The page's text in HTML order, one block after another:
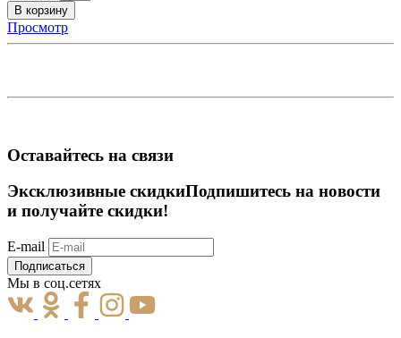
В корзину
Просмотр
Оставайтесь на связи
Эксклюзивные скидкиПодпишитесь на новости
и получайте скидки!
E-mail
Подписаться
Мы в соц.сетях